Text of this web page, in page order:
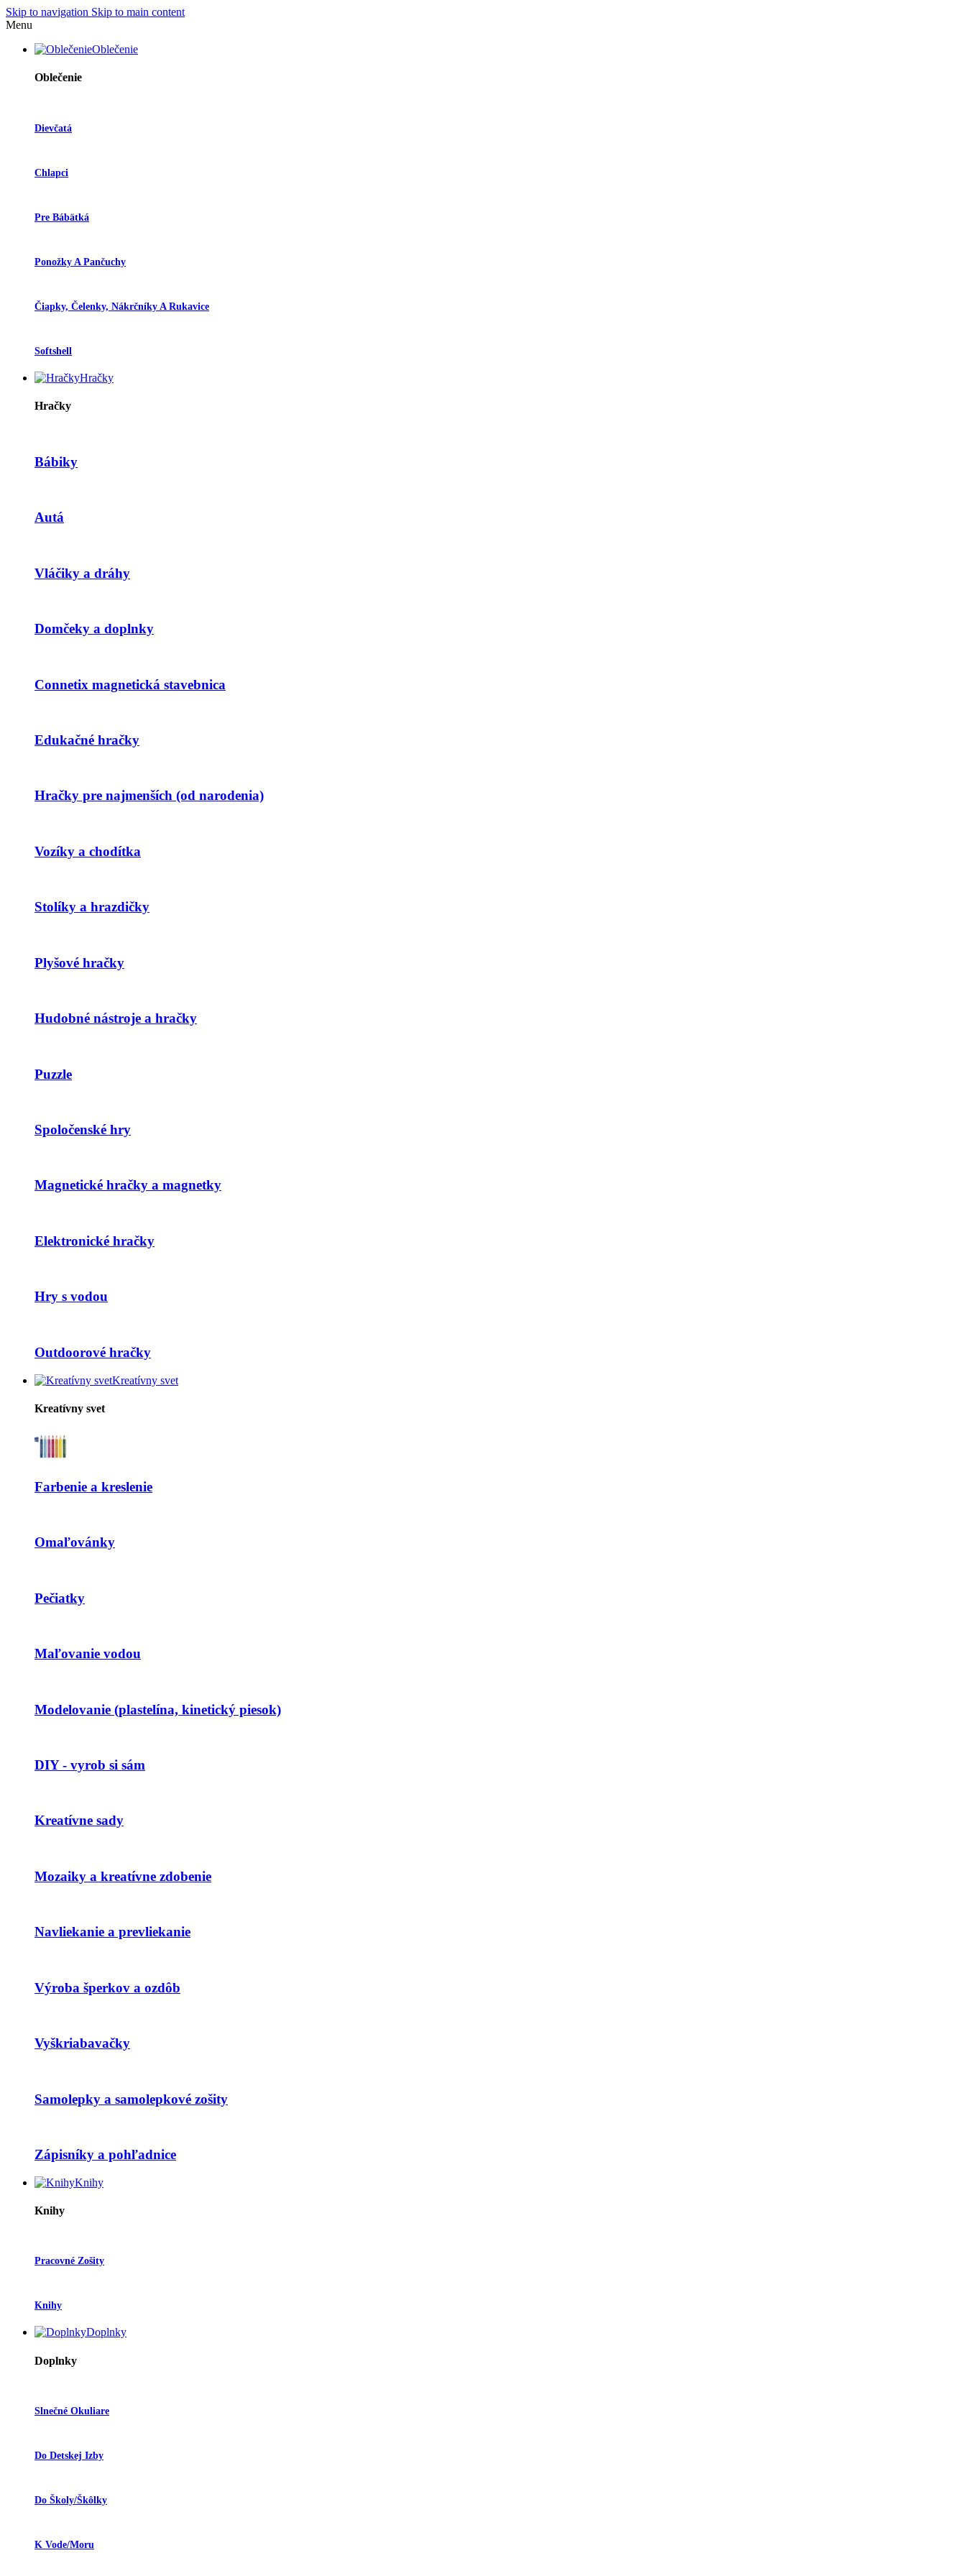
Skip to navigation Skip to main content
Menu
Oblečenie
Oblečenie
Dievčatá
Chlapci
Pre Bábätká
Ponožky A Pančuchy
Čiapky, Čelenky, Nákrčníky A Rukavice
Softshell
Hračky
Hračky
Bábiky
Autá
Vláčiky a dráhy
Domčeky a doplnky
Connetix magnetická stavebnica
Edukačné hračky
Hračky pre najmenších (od narodenia)
Vozíky a chodítka
Stolíky a hrazdičky
Plyšové hračky
Hudobné nástroje a hračky
Puzzle
Spoločenské hry
Magnetické hračky a magnetky
Elektronické hračky
Hry s vodou
Outdoorové hračky
Kreatívny svet
Kreatívny svet
Farbenie a kreslenie
Omaľovánky
Pečiatky
Maľovanie vodou
Modelovanie (plastelína, kinetický piesok)
DIY - vyrob si sám
Kreatívne sady
Mozaiky a kreatívne zdobenie
Navliekanie a prevliekanie
Výroba šperkov a ozdôb
Vyškriabavačky
Samolepky a samolepkové zošity
Zápisníky a pohľadnice
Knihy
Knihy
Pracovné Zošity
Knihy
Doplnky
Doplnky
Slnečné Okuliare
Do Detskej Izby
Do Školy/škôlky
K Vode/moru